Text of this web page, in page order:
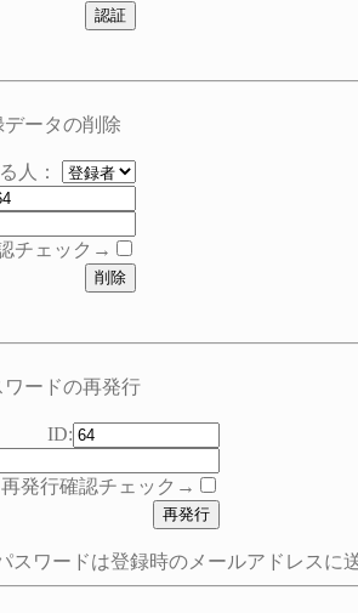
データの削除
人：
チェック→
ワードの再発行
ID:
再発行確認チェック→
スワードは登録時のメールアドレスに